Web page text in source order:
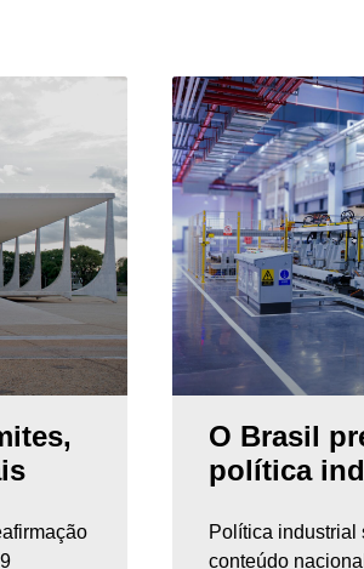
O Brasil
política
Política industrial
conteúdo